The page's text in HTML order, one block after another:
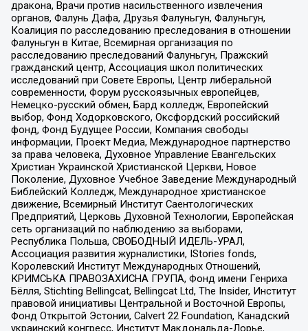
дракона, Врачи против насильственного извлечения
органов, Фалунь Дафа, Друзья Фалуньгун, Фалуньгун,
Коалиция по расследованию преследования в отношении
Фалуньгун в Китае, Всемирная организация по
расследованию преследований Фалуньгун, Пражский
гражданский центр, Ассоциация школ политических
исследований при Совете Европы, Центр либеральной
современности, Форум русскоязычных европейцев,
Немецко-русский обмен, Бард колледж, Европейский
выбор, Фонд Ходорковского, Оксфордский российский
фонд, Фонд Будущее России, Компания свободы
информации, Проект Медиа, Международное партнерство
за права человека, Духовное Управление Евангельских
Христиан Украинской Христианской Церкви, Новое
Поколение, Духовное Учебное Заведение Международный
Библейский Колледж, Международное христианское
движение, Всемирный Институт Саентологических
Предприятий, Церковь Духовной Технологии, Европейская
сеть организаций по наблюдению за выборами,
Республика Польша, СВОБОДНЫЙ ИДЕЛЬ-УРАЛ,
Ассоциация развития журналистики, IStories fonds,
Королевский Институт Международных Отношений,
КРИМСЬКА ПРАВОЗАХИСНА ГРУПА, Фонд имени Генриха
Бёлля, Stichting Bellingcat, Bellingcat Ltd, The Insider, Институт
правовой инициативы Центральной и Восточной Европы,
Фонд Открытой Эстонии, Calvert 22 Foundation, Канадский
украинский конгресс, Институт Макдональда-Лорье,